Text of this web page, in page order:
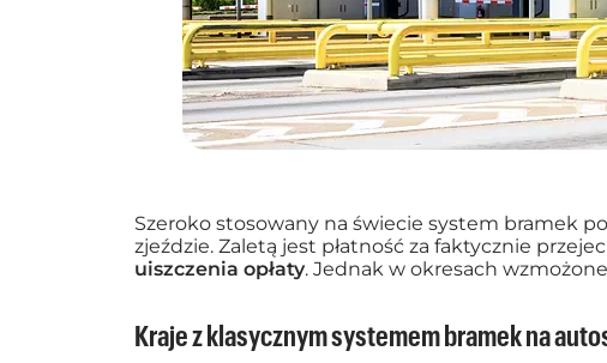
Szeroko stosowany na świecie system bramek
zjeździe. Zaletą jest płatność za faktycznie
uiszczenia opłaty. Jednak w okresach
Kraje z klasycznym systemem bramek na